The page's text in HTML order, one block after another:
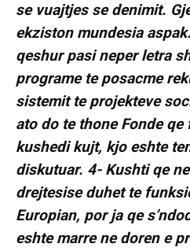
se vuajtjes se denimit.
ekziston mundesia
qeshur pasi neper letra
programe te posacme
sistemit te projekteve
ato do te thone Fonde qe
kushedi kujt, kjo eshte
diskutuar. 4- Kushti qe
drejtesise duhet te
Europian, por ja qe
eshte marre ne doren e